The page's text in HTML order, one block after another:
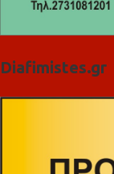
Diafimistes.gr